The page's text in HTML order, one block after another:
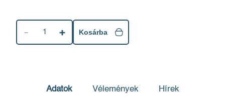
1 Kosárba
Adatok Vélemények Hírek